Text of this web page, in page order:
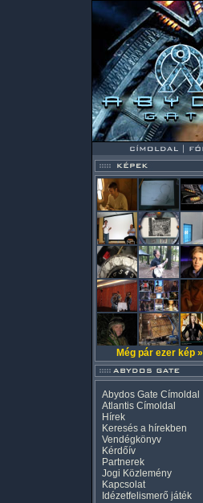
Még pár ezer kép »
Abydos Gate Címoldal
Atlantis Címoldal
Hírek
Keresés a hírekben
Vendégkönyv
Kérdőív
Partnerek
Jogi Közlemény
Kapcsolat
Idézetfelismerő játék